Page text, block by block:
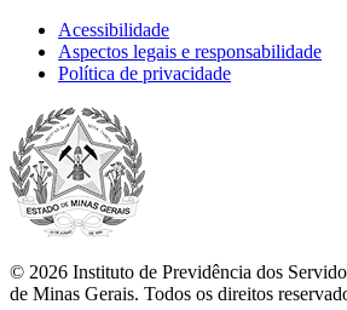
Acessibilidade
Aspectos legais e responsabilidade
Política de privacidade
© 2026 Instituto de Previdência dos
de Minas Gerais. Todos os direitos